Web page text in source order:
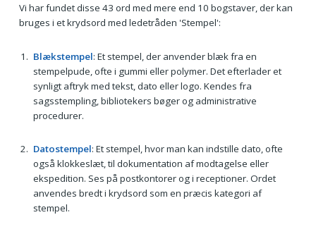
Vi har fundet disse 43 ord med mere end 10 bogstaver, der kan
bruges i et krydsord med ledetråden 'Stempel':
Blækstempel: Et stempel, der anvender blæk fra en
stempelpude, ofte i gummi eller polymer. Det efterlader et
synligt aftryk med tekst, dato eller logo. Kendes fra
sagsstempling, bibliotekers bøger og administrative
procedurer.
Datostempel: Et stempel, hvor man kan indstille dato, ofte
også klokkeslæt, til dokumentation af modtagelse eller
ekspedition. Ses på postkontorer og i receptioner. Ordet
anvendes bredt i krydsord som en præcis kategori af
stempel.